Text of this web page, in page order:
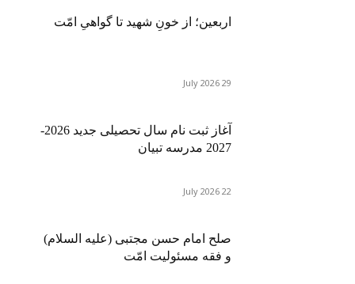
اربعین؛ از خونِ شهید تا گواهیِ امّت
29 July 2026
آغاز ثبت نام سال تحصیلی جدید 2026-
2027 مدرسه تبیان
22 July 2026
صلح امام حسن مجتبی (علیه السلام)
و فقه مسئولیت امّت